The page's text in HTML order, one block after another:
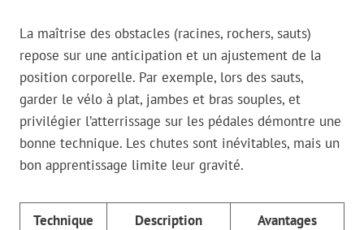
La maîtrise des obstacles (racines, rochers, sauts)
repose sur une anticipation et un ajustement de la
position corporelle. Par exemple, lors des sauts,
garder le vélo à plat, jambes et bras souples, et
privilégier l’atterrissage sur les pédales démontre une
bonne technique. Les chutes sont inévitables, mais un
bon apprentissage limite leur gravité.
Technique Description Avantages